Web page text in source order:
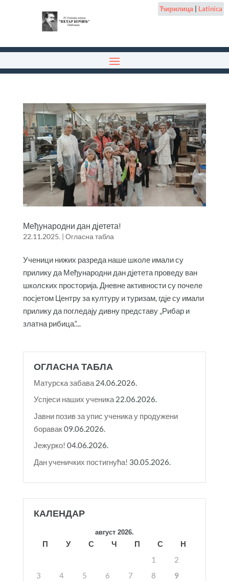
Ћирилица| Latinica
Међународни дан дјетета!
22.11.2025. | Огласна табла
Ученици нижих разреда наше школе имали су
прилику да Међународни дан дјетета проведу ван
школских просторија. Дневне активности су почеле
посјетом Центру за културу и туризам, гдје су имали
прилику да погледају дивну представу „Рибар и
златна рибица.“...
ОГЛАСНА ТАБЛА
Матурска забава 24.06.2026.
Успјеси наших ученика 22.06.2026.
Јавни позив за упис ученика у продужени
боравак09.06.2026.
Јежурко! 04.06.2026.
Дан ученичких постигнућа! 30.05.2026.
КАЛЕНДАР
август 2026.
П У С Ч П С
Н
1
2
3
4 5 6 7 8
9